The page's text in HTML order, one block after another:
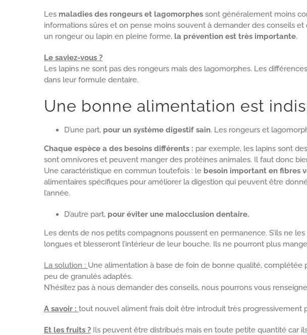
Les maladies des rongeurs et lagomorphes sont généralement moins
informations sûres et on pense moins souvent à demander des conseils
un rongeur ou lapin en pleine forme, la prévention est très importante.
Le saviez-vous ?
Les lapins ne sont pas des rongeurs mais des lagomorphes. Les
dans leur formule dentaire.
Une bonne alimentation est
D’une part, pour un système digestif sain. Les rongeurs et
Chaque espèce a des besoins différents : par exemple, les lapins sont
sont omnivores et peuvent manger des protéines animales. Il faut donc
Une caractéristique en commun toutefois : le besoin important en fibres
alimentaires spécifiques pour améliorer la digestion qui peuvent être
l’année.
D’autre part, pour éviter une malocclusion dentaire.
Les dents de nos petits compagnons poussent en permanence. S’ils ne
longues et blesseront l’intérieur de leur bouche. Ils ne pourront plus
La solution : Une alimentation à base de foin de bonne qualité, complétée
peu de granulés adaptés.
N’hésitez pas à nous demander des conseils, nous pourrons vous
A savoir : tout nouvel aliment frais doit être introduit très progressivement
Et les fruits ? Ils peuvent être distribués mais en toute petite quantité car